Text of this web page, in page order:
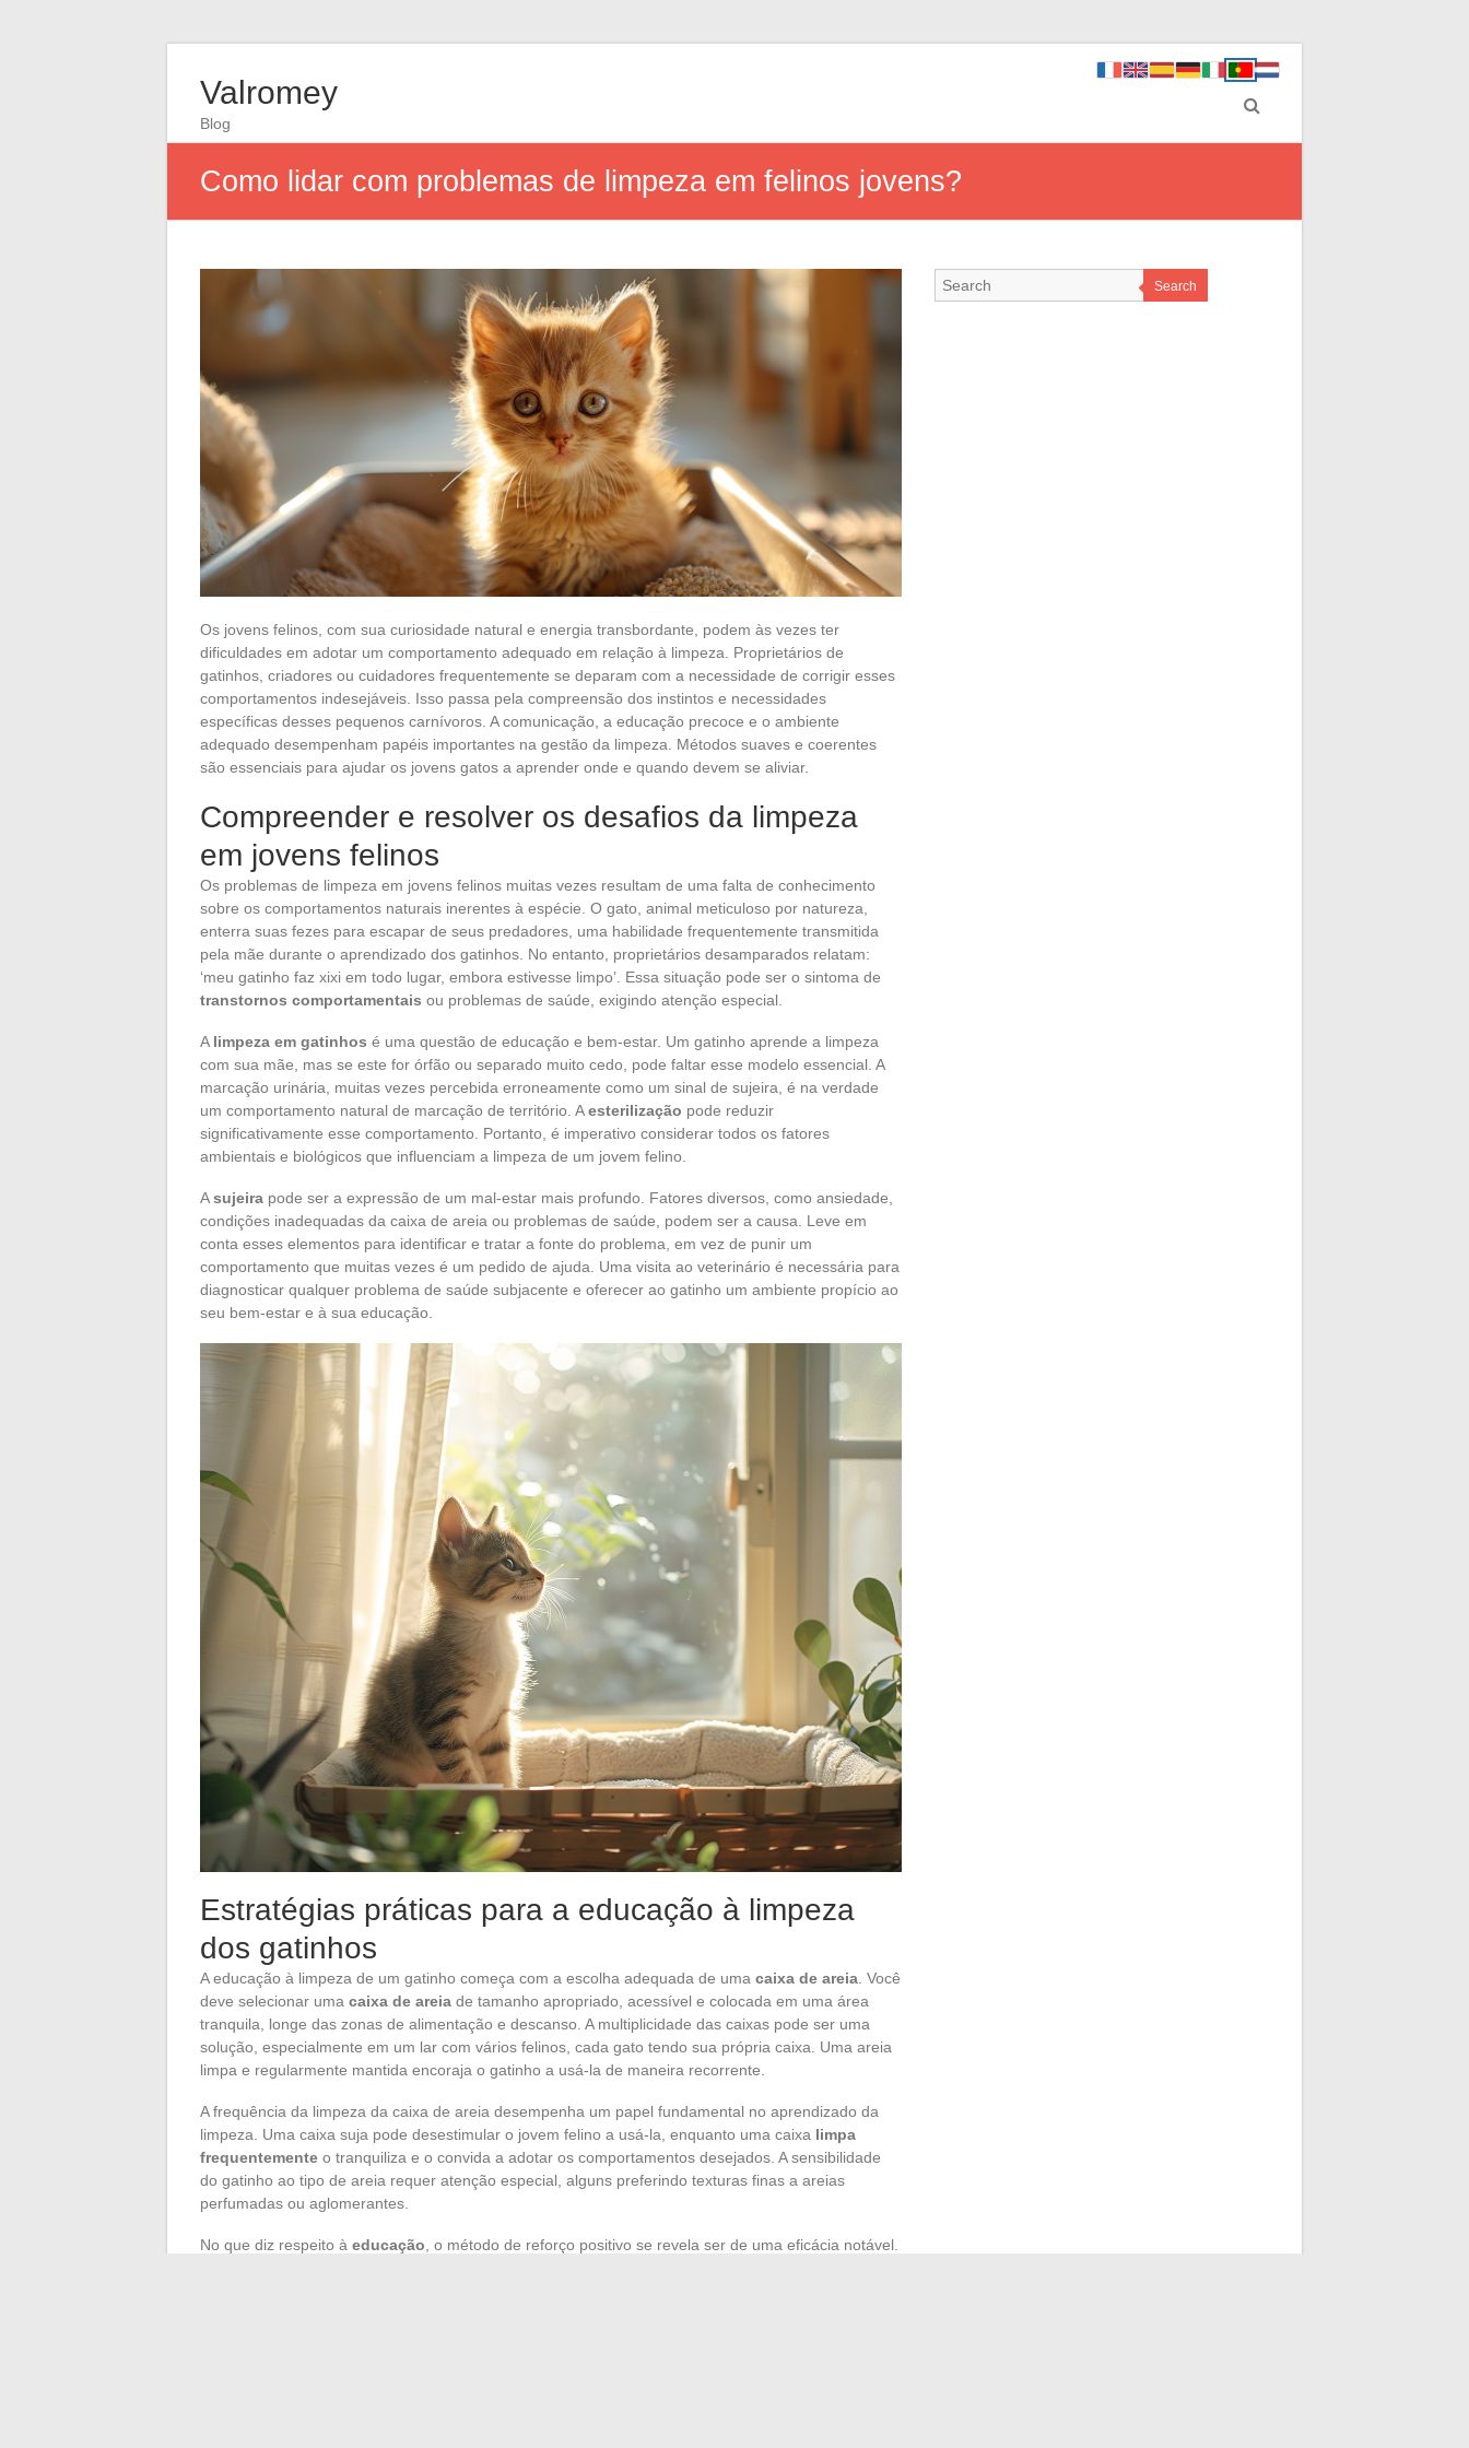
Valromey
Blog
Como lidar com problemas de limpeza em felinos jovens?
Os jovens felinos, com sua curiosidade natural e energia transbordante, podem às vezes ter
dificuldades em adotar um comportamento adequado em relação à limpeza. Proprietários de
gatinhos, criadores ou cuidadores frequentemente se deparam com a necessidade de corrigir esses
comportamentos indesejáveis. Isso passa pela compreensão dos instintos e necessidades
específicas desses pequenos carnívoros. A comunicação, a educação precoce e o ambiente
adequado desempenham papéis importantes na gestão da limpeza. Métodos suaves e coerentes
são essenciais para ajudar os jovens gatos a aprender onde e quando devem se aliviar.
Compreender e resolver os desafios da limpeza
em jovens felinos
Os problemas de limpeza em jovens felinos muitas vezes resultam de uma falta de conhecimento
sobre os comportamentos naturais inerentes à espécie. O gato, animal meticuloso por natureza,
enterra suas fezes para escapar de seus predadores, uma habilidade frequentemente transmitida
pela mãe durante o aprendizado dos gatinhos. No entanto, proprietários desamparados relatam:
‘meu gatinho faz xixi em todo lugar, embora estivesse limpo’. Essa situação pode ser o sintoma de
transtornos comportamentais ou problemas de saúde, exigindo atenção especial.
A limpeza em gatinhos é uma questão de educação e bem-estar. Um gatinho aprende a limpeza
com sua mãe, mas se este for órfão ou separado muito cedo, pode faltar esse modelo essencial. A
marcação urinária, muitas vezes percebida erroneamente como um sinal de sujeira, é na verdade
um comportamento natural de marcação de território. Aesterilização pode reduzir
significativamente esse comportamento. Portanto, é imperativo considerar todos os fatores
ambientais e biológicos que influenciam a limpeza de um jovem felino.
Asujeira pode ser a expressão de um mal-estar mais profundo. Fatores diversos, como ansiedade,
condições inadequadas da caixa de areia ou problemas de saúde, podem ser a causa. Leve em
conta esses elementos para identificar e tratar a fonte do problema, em vez de punir um
comportamento que muitas vezes é um pedido de ajuda. Uma visita ao veterinário é necessária para
diagnosticar qualquer problema de saúde subjacente e oferecer ao gatinho um ambiente propício ao
seu bem-estar e à sua educação.
Estratégias práticas para a educação à limpeza
dos gatinhos
A educação à limpeza de um gatinho começa com a escolha adequada de uma caixa de areia . Você
deve selecionar uma caixa de areia de tamanho apropriado, acessível e colocada em uma área
tranquila, longe das zonas de alimentação e descanso. A multiplicidade das caixas pode ser uma
solução, especialmente em um lar com vários felinos, cada gato tendo sua própria caixa. Uma areia
limpa e regularmente mantida encoraja o gatinho a usá-la de maneira recorrente.
A frequência da limpeza da caixa de areia desempenha um papel fundamental no aprendizado da
limpeza. Uma caixa suja pode desestimular o jovem felino a usá-la, enquanto uma caixa limpa
frequentemente o tranquiliza e o convida a adotar os comportamentos desejados. A sensibilidade
do gatinho ao tipo de areia requer atenção especial, alguns preferindo texturas finas a areias
perfumadas ou aglomerantes.
No que diz respeito à educação , o método de reforço positivo se revela ser de uma eficácia notável.
Search